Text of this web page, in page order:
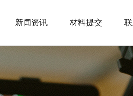
新闻资讯 材料提交